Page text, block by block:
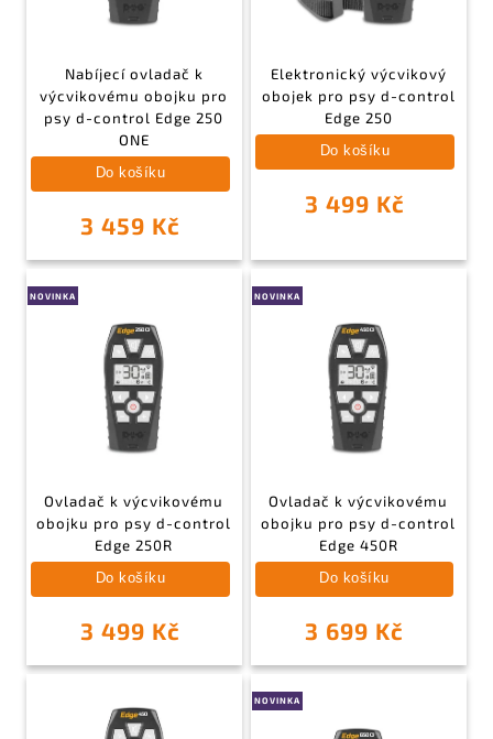
Nabíjecí ovladač k
výcvikovému obojku pro
psy d-control Edge 250
ONE
3 459 Kč
Do košíku
Elektronický výcvikový
obojek pro psy d-control
Edge 250
3 499 Kč
Do košíku
NOVINKA
Ovladač k výcvikovému
obojku pro psy d-control
Edge 250R
3 499 Kč
Do košíku
NOVINKA
Ovladač k výcvikovému
obojku pro psy d-control
Edge 450R
3 699 Kč
Do košíku
NOVINKA